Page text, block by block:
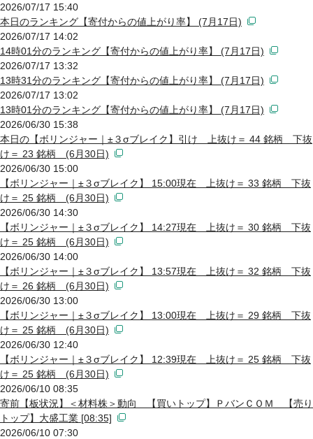
2026/07/17 15:40
本日のランキング【寄付からの値上がり率】 (7月17日)
2026/07/17 14:02
14時01分のランキング【寄付からの値上がり率】 (7月17日)
2026/07/17 13:32
13時31分のランキング【寄付からの値上がり率】 (7月17日)
2026/07/17 13:02
13時01分のランキング【寄付からの値上がり率】 (7月17日)
2026/06/30 15:38
本日の【ボリンジャー｜±３σブレイク】引け 上抜け＝ 44 銘柄 下抜
け＝ 23 銘柄 (6月30日)
2026/06/30 15:00
【ボリンジャー｜±３σブレイク】 15:00現在 上抜け＝ 33 銘柄 下抜
け＝ 25 銘柄 (6月30日)
2026/06/30 14:30
【ボリンジャー｜±３σブレイク】 14:27現在 上抜け＝ 30 銘柄 下抜
け＝ 25 銘柄 (6月30日)
2026/06/30 14:00
【ボリンジャー｜±３σブレイク】 13:57現在 上抜け＝ 32 銘柄 下抜
け＝ 26 銘柄 (6月30日)
2026/06/30 13:00
【ボリンジャー｜±３σブレイク】 13:00現在 上抜け＝ 29 銘柄 下抜
け＝ 25 銘柄 (6月30日)
2026/06/30 12:40
【ボリンジャー｜±３σブレイク】 12:39現在 上抜け＝ 25 銘柄 下抜
け＝ 25 銘柄 (6月30日)
2026/06/10 08:35
寄前【板状況】＜材料株＞動向 【買いトップ】ＰバンＣＯＭ 【売り
トップ】大盛工業 [08:35]
2026/06/10 07:30